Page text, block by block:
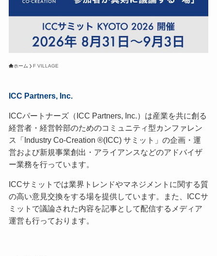
ホーム F VILLAGE
ICC Partners, Inc.
ICCパートナーズ（ICC Partners, Inc.）は産業を共に創る
経営者・経営幹部のためのコミュニティ型カンファレン
ス「Industry Co-Creation ®(ICC) サミット」の企画・運
営および新規事業創出・アライアンスなどのアドバイザ
ー業務を行っています。
ICCサミットでは業界トレンドやマネジメントに関する質
の高い意見交換をする場を提供しています。また、ICCサ
ミットで議論された内容を記事として配信するメディア
運営も行っております。